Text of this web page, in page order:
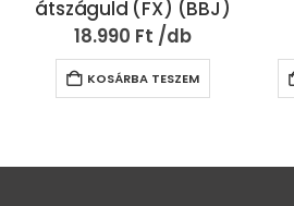
átszáguld (FX) (BBJ)
18.990 Ft
KOSÁRBA TESZEM